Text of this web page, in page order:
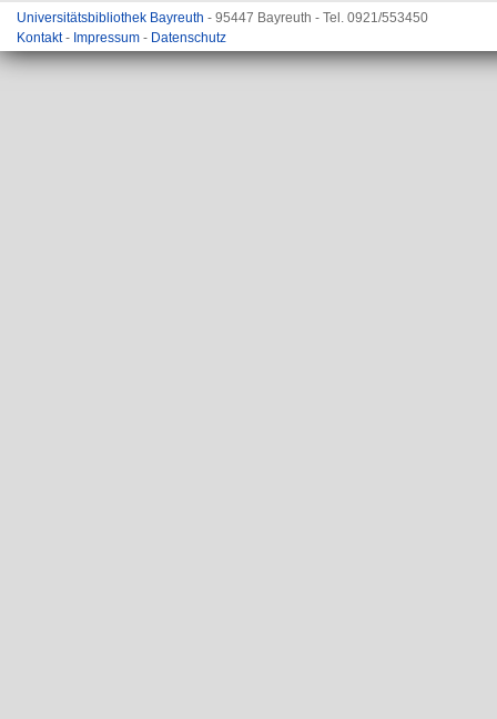
Universitätsbibliothek Bayreuth - 95447 Bayreuth - Tel. 0921/553450
Kontakt- Impressum - Datenschutz